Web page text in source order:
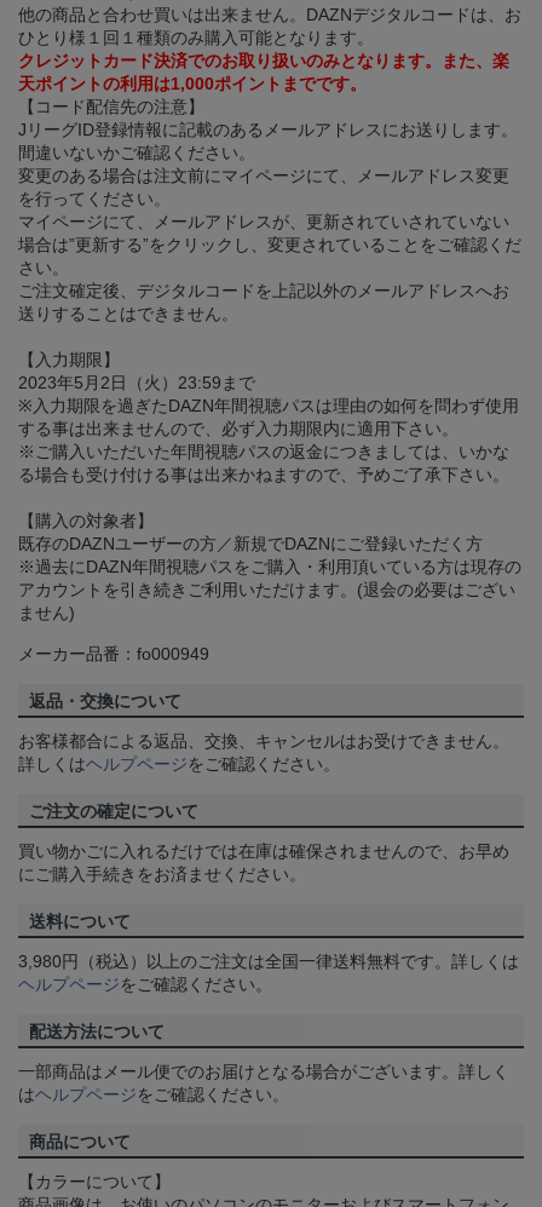
他の商品と合わせ買いは出来ません。DAZNデジタルコードは、お
ひとり様１回１種類のみ購入可能となります。
クレジットカード決済でのお取り扱いのみとなります。また、楽
天ポイントの利用は1,000ポイントまでです。
【コード配信先の注意】
JリーグID登録情報に記載のあるメールアドレスにお送りします。
間違いないかご確認ください。
変更のある場合は注文前にマイページにて、メールアドレス変更
を行ってください。
マイページにて、メールアドレスが、更新されていされていない
場合は”更新する”をクリックし、変更されていることをご確認くだ
さい。
ご注文確定後、デジタルコードを上記以外のメールアドレスへお
送りすることはできません。
【入力期限】
2023年5月2日（火）23:59まで
※入力期限を過ぎたDAZN年間視聴パスは理由の如何を問わず使用
する事は出来ませんので、必ず入力期限内に適用下さい。
※ご購入いただいた年間視聴パスの返金につきましては、いかな
る場合も受け付ける事は出来かねますので、予めご了承下さい。
【購入の対象者】
既存のDAZNユーザーの方／新規でDAZNにご登録いただく方
※過去にDAZN年間視聴パスをご購入・利用頂いている方は現存の
アカウントを引き続きご利用いただけます。(退会の必要はござい
ません)
メーカー品番：fo000949
返品・交換について
お客様都合による返品、交換、キャンセルはお受けできません。
詳しくはヘルプページをご確認ください。
ご注文の確定について
買い物かごに入れるだけでは在庫は確保されませんので、お早め
にご購入手続きをお済ませください。
送料について
3,980円（税込）以上のご注文は全国一律送料無料です。詳しくは
ヘルプページをご確認ください。
配送方法について
一部商品はメール便でのお届けとなる場合がございます。詳しく
はヘルプページをご確認ください。
商品について
【カラーについて】